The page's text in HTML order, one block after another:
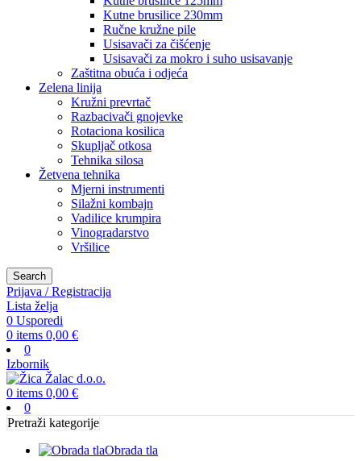
Kutne brusilice 230mm
Ručne kružne pile
Usisavači za čišćenje
Usisavači za mokro i suho usisavanje
Zaštitna obuća i odjeća
Zelena linija
Kružni prevrtač
Razbacivači gnojevke
Rotaciona kosilica
Skupljač otkosa
Tehnika silosa
Žetvena tehnika
Mjerni instrumenti
Silažni kombajn
Vadilice krumpira
Vinogradarstvo
Vršilice
Search
Prijava / Registracija
Lista želja
0 Usporedi
0 items 0,00 €
0
Izbornik
0 items 0,00 €
0
Pretraži kategorije
Obrada tla